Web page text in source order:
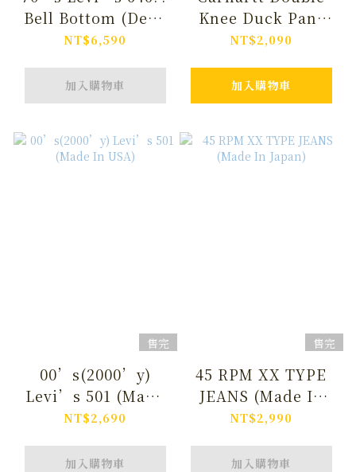
Bell Bottom (Dead
Stock)*Damage
NT$6,590
加入購物車
Knee Duck Pant
*Cut Off *Lady’s
NT$2,090
加入購物車
售完
00’s(2000’y)
Levi’s 501 (Made
In USA)
NT$2,690
加入購物車
售完
45 RPM XX TYPE
JEANS (Made In
Japan)
NT$2,990
加入購物車